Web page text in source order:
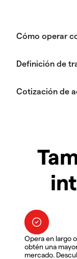
Opera en largo
obtén una
mercado.